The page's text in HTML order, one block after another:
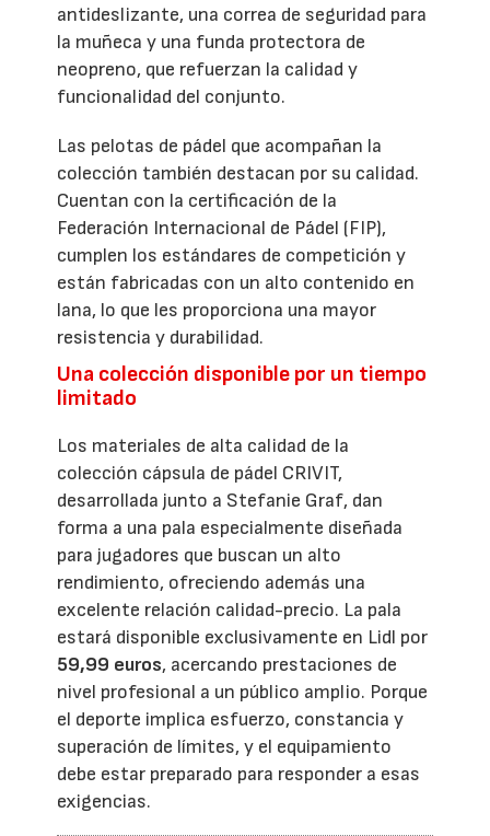
antideslizante, una correa de seguridad para
la muñeca y una funda protectora de
neopreno, que refuerzan la calidad y
funcionalidad del conjunto.
Las pelotas de pádel que acompañan la
colección también destacan por su calidad.
Cuentan con la certificación de la
Federación Internacional de Pádel (FIP),
cumplen los estándares de competición y
están fabricadas con un alto contenido en
lana, lo que les proporciona una mayor
resistencia y durabilidad.
Una colección disponible por un tiempo
limitado
Los materiales de alta calidad de la
colección cápsula de pádel CRIVIT,
desarrollada junto a Stefanie Graf, dan
forma a una pala especialmente diseñada
para jugadores que buscan un alto
rendimiento, ofreciendo además una
excelente relación calidad-precio. La pala
estará disponible exclusivamente en Lidl por
59,99 euros, acercando prestaciones de
nivel profesional a un público amplio. Porque
el deporte implica esfuerzo, constancia y
superación de límites, y el equipamiento
debe estar preparado para responder a esas
exigencias.